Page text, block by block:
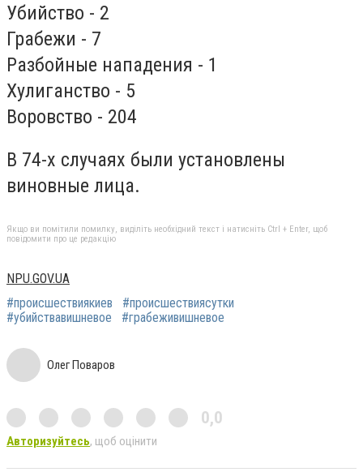
Убийство - 2
Грабежи - 7
Разбойные нападения - 1
Хулиганство - 5
Воровство - 204
В 74-х случаях были установлены
виновные лица.
Якщо ви помітили помилку, виділіть необхідний текст і натисніть Ctrl + Enter, щоб
повідомити про це редакцію
NPU.GOV.UA
#происшествиякиев
#происшествиясутки
#убийствавишневое
#грабеживишневое
Олег Поваров
0,0
Авторизуйтесь, щоб оцінити